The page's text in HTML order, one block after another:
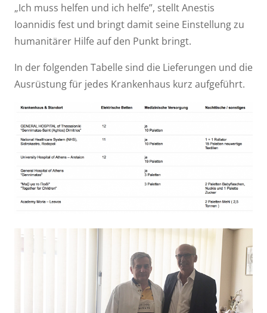
„Ich muss helfen und ich helfe”, stellt Anestis
Ioannidis fest und bringt damit seine Einstellung zu
humanitärer Hilfe auf den Punkt bringt.
In der folgenden Tabelle sind die Lieferungen und die
Ausrüstung für jedes Krankenhaus kurz aufgeführt.